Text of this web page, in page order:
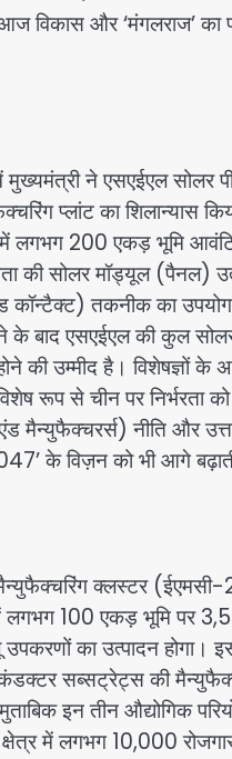
विकास और ‘मंगलराज’
ने एसएईएल सोलर
प्लांट का शिलान्यास
लगभग 200 एकड़ भूमि
की सोलर मॉड्यूल (पैनल)
तकनीक का उपयोग
बाद एसएईएल की कुल
की उम्मीद है। विशेषज्ञों के
रूप से चीन पर निर्भरता
नीति और
के विज़न को भी आगे
क्लस्टर (ईएमसी-
लगभग 100 एकड़ भूमि पर
का उत्पादन होगा।
सब्सट्रेट्स की
इन तीन औद्योगिक
में लगभग 10,000